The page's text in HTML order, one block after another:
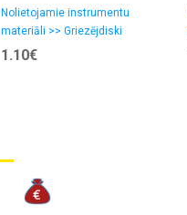
125x1.0x22.23
Nolietojamie instrumentu
materiāli >> Griezējdiski
1.10€